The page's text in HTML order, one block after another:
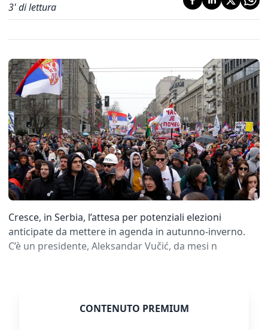
3' di lettura
Cresce, in Serbia, l’attesa per potenziali elezioni
anticipate da mettere in agenda in autunno-inverno.
C’è un presidente, Aleksandar Vučić, da mesi n
CONTENUTO PREMIUM